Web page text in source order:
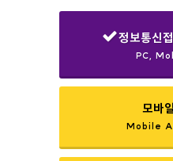
정보통신
PC,
모바
Mobile